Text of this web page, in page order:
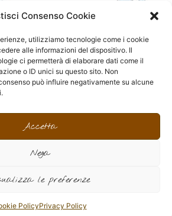
Consenso Cookie
utilizziamo tecnologie come i cookie
alle informazioni del dispositivo. Il
ci permetterà di elaborare dati come il
o ID unici su questo sito. Non
può influire negativamente su alcune
Accetta
Nega
le preferenze
PolicyPrivacy Policy
seguici sui social
F
e
k
f
I
n
t
a
a
P
i
t
s
F
c